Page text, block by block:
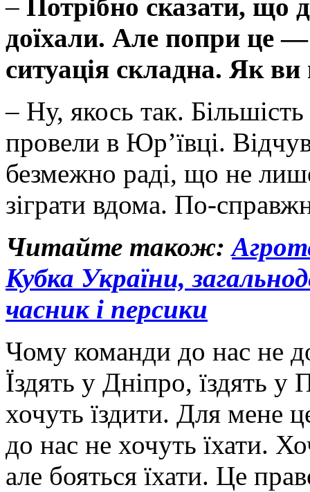
– Потрібно сказати, що
доїхали. Але попри це
ситуація складна. Як ви
– Ну, якось так.
провели в Юр’ївці.
безмежно раді, що не
зіграти вдома. По-
Читайте також:
Кубка України,
часник і персики
Чому команди до нас не
Їздять у Дніпро, їздять
хочуть їздити. Для мене
до нас не хочуть їхати.
але бояться їхати. Це